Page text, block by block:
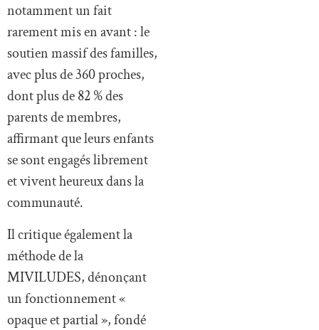
notamment un fait
rarement mis en avant : le
soutien massif des familles,
avec plus de 360 proches,
dont plus de 82 % des
parents de membres,
affirmant que leurs enfants
se sont engagés librement
et vivent heureux dans la
communauté.
Il critique également la
méthode de la
MIVILUDES, dénonçant
un fonctionnement «
opaque et partial », fondé